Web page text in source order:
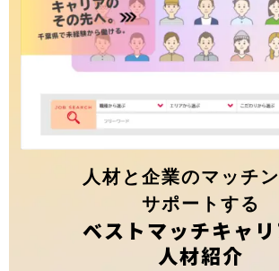
人材と企業のマッチ
サポートする
ベストマッチキャ
人材紹介